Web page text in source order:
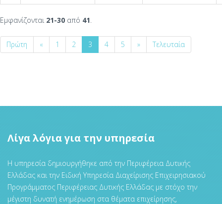
Εμφανίζονται 21-30 από 41.
Πρώτη « 1 2 3 4 5 » Τελευταία
Λίγα λόγια για την υπηρεσία
Η υπηρεσία δημιουργήθηκε από την Περιφέρεια Δυτικής
Ελλάδας και την Ειδική Υπηρεσία Διαχείρισης Επιχειρησιακού
Προγράμματος Περιφέρειας Δυτικής Ελλάδας με στόχο την
μέγιστη δυνατή ενημέρωση στα θέματα επιχείρησης,